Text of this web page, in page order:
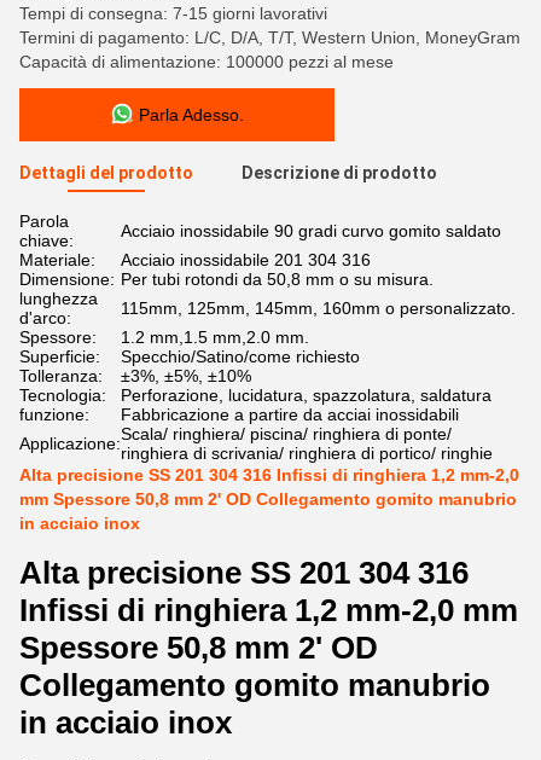
Tempi di consegna: 7-15 giorni lavorativi
Termini di pagamento: L/C, D/A, T/T, Western Union, MoneyGram
Capacità di alimentazione: 100000 pezzi al mese
Parla Adesso.
Dettagli del prodotto Descrizione di prodotto
Parola
chiave:
Acciaio inossidabile 90 gradi curvo gomito saldato
Materiale:
Acciaio inossidabile 201 304 316
Dimensione: Per tubi rotondi da 50,8 mm o su misura.
lunghezza
d'arco:
115mm, 125mm, 145mm, 160mm o personalizzato.
Spessore:
1.2 mm,1.5 mm,2.0 mm.
Superficie:
Specchio/Satino/come richiesto
Tolleranza:
±3%, ±5%, ±10%
Tecnologia:
Perforazione, lucidatura, spazzolatura, saldatura
funzione:
Fabbricazione a partire da acciai inossidabili
Applicazione:Scala/ ringhiera/ piscina/ ringhiera di ponte/
ringhiera di scrivania/ ringhiera di portico/ ringhie
Alta precisione SS 201 304 316 Infissi di ringhiera 1,2 mm-2,0
mm Spessore 50,8 mm 2' OD Collegamento gomito manubrio
in acciaio inox
Alta precisione SS 201 304 316
Infissi di ringhiera 1,2 mm-2,0 mm
Spessore 50,8 mm 2' OD
Collegamento gomito manubrio
in acciaio inox